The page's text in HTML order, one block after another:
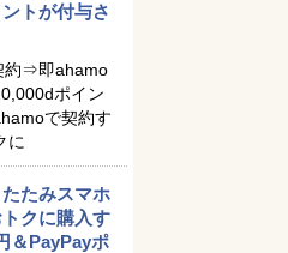
トが付与さ
約⇒即ahamo
ポイン
で契約す
に
たみスマホ
クに購入す
＆PayPayポ